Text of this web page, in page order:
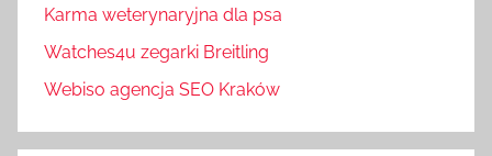
Karma weterynaryjna dla psa
Watches4u zegarki Breitling
Webiso agencja SEO Kraków